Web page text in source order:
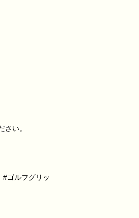
い。
ゴルフグリッ